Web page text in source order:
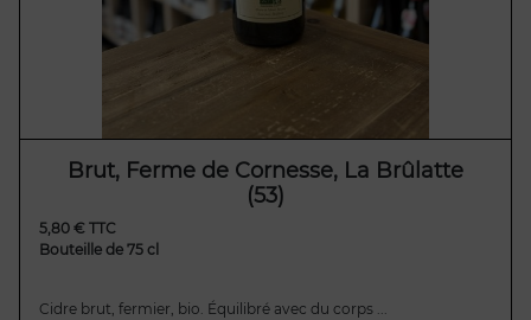
Brut, Ferme de Cornesse, La Brûlatte
(53)
5,80 € TTC
Bouteille de 75 cl
Cidre brut, fermier, bio. Équilibré avec du corps ...